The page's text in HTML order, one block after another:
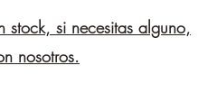
stock, si necesitas alguno,
nosotros.